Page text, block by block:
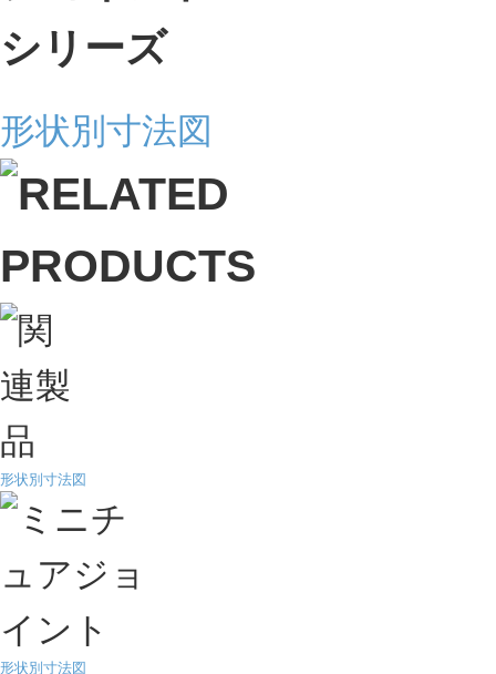
形状別寸法図
形状別寸法図
形状別寸法図